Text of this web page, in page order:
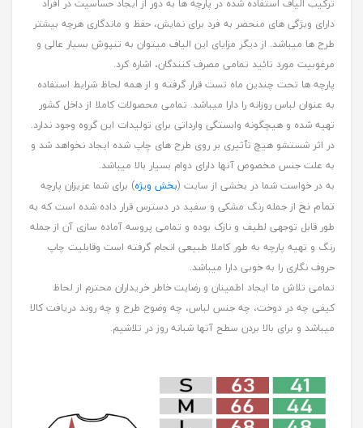
ترکیب الیاف استفاده شده در پارچه ها به دور از ایجاد حساسیت در افراد
دارای ویژگی های منحصر به فرد برای نمایش، حفظ و ماندگاری هرچه بیشتر
طرح ها میباشد. از دیگر مزایای این الیاف میتوان به تنپوش بسیار عالی و
مرغوبیت مورد تائید تمامی مصرف کنندگان، اشاره کرد.
پارچه ها تحت چندین ماه تست قرار گرفته و از همه لحاظ شرایط استفاده
به عنوان لباس روزانه را دارا میباشد. تمامی محصولات کاملا از داخل کشور
تهیه شده و هیچگونه وابستگی وارداتی برای تولیدات این گروه وجود ندارد.
در اثر شستشو هیچ تٱثیری بر روی طرح های چاپ شده ایجاد نخواهد شد و
به علت جنس مخصوص آنها دارای دوام بسیار بالا میباشد.
به در خواست شما در بخشی از سایت (بخش ویژه) برای شما عزیزان پارچه
تمام نخ از جمله رنگ مشکی و سفید در دسترس قرار داده شده است که به
طور قابل توجهی لطیف و نازک بوده و تمامی پروسه آماده سازی آن از جمله
رنگ و تهیه پارچه به طور کاملا طبیعی انجام گرفته است وقابلیت چاپ
حروف نگاری را به خوبی دارا میباشد.
تمامی تلاش ما ایجاد اطمینان و رضایت خاطر خریداران محترم از لحاظ
کیفی چه در دوخت، چه جنس لباس، چه وضوح طرح و چه روند دریافت کالا
میباشد و برای بالا بردن سطح آنها شبانه روز در تلاشیم.